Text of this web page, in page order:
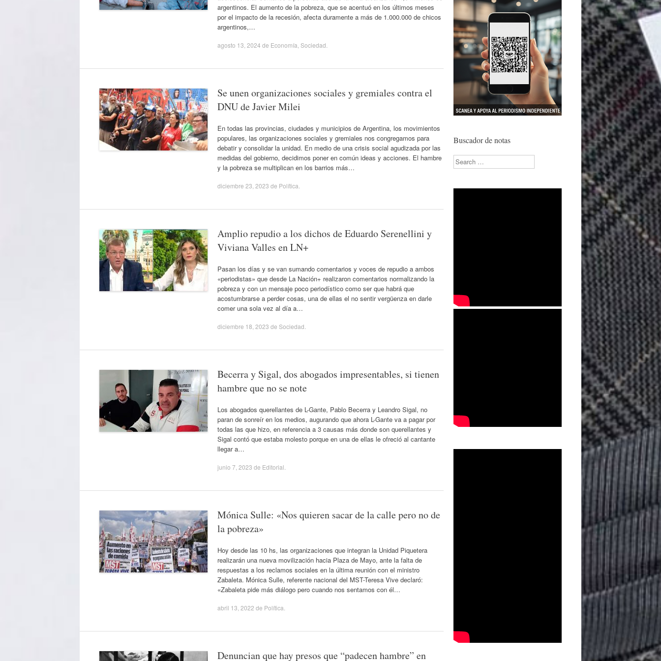
argentinos. El aumento de la pobreza, que se acentuó en los últimos meses
por el impacto de la recesión, afecta duramente a más de 1.000.000 de chicos
argentinos,…
agosto 13, 2024 de Economía Sociedad
Se unen organizaciones sociales y gremiales contra el
DNU de Javier Milei
En todas las provincias, ciudades y municipios de Argentina, los movimientos
populares, las organizaciones sociales y gremiales nos congregamos para
debatir y consolidar la unidad. En medio de una crisis social agudizada por las
medidas del gobierno, decidimos poner en común ideas y acciones. El hambre
y la pobreza se multiplican en los barrios más…
diciembre 23, 2023 de Política
Amplio repudio a los dichos de Eduardo Serenellini y
Viviana Valles en LN+
Pasan los días y se van sumando comentarios y voces de repudio a ambos
«periodistas» que desde La Nación+ realizaron comentarios normalizando la
pobreza y con un mensaje poco periodístico como ser que habrá que
acostumbrarse a perder cosas, una de ellas el no sentir vergüenza en darle
comer una sola vez al día a…
diciembre 18, 2023 de Sociedad
Becerra y Sigal, dos abogados impresentables, si tienen
hambre que no se note
Los abogados querellantes de L-Gante, Pablo Becerra y Leandro Sigal, no
paran de sonreír en los medios, augurando que ahora L-Gante va a pagar por
todas las que hizo, en referencia a 3 causas más donde son querellantes y
Sigal contó que estaba molesto porque en una de ellas le ofreció al cantante
llegar a…
junio 7, 2023 de Editorial
Mónica Sulle: «Nos quieren sacar de la calle pero no de
la pobreza»
Hoy desde las 10 hs, las organizaciones que integran la Unidad Piquetera
realizarán una nueva movilización hacia Plaza de Mayo, ante la falta de
respuestas a los reclamos sociales en la última reunión con el ministro
Zabaleta. Mónica Sulle, referente nacional del MST-Teresa Vive declaró:
«Zabaleta pide más diálogo pero cuando nos sentamos con él…
abril 13, 2022 de Política
Denuncian que hay presos que “padecen hambre” en
Buscador de notas
Search